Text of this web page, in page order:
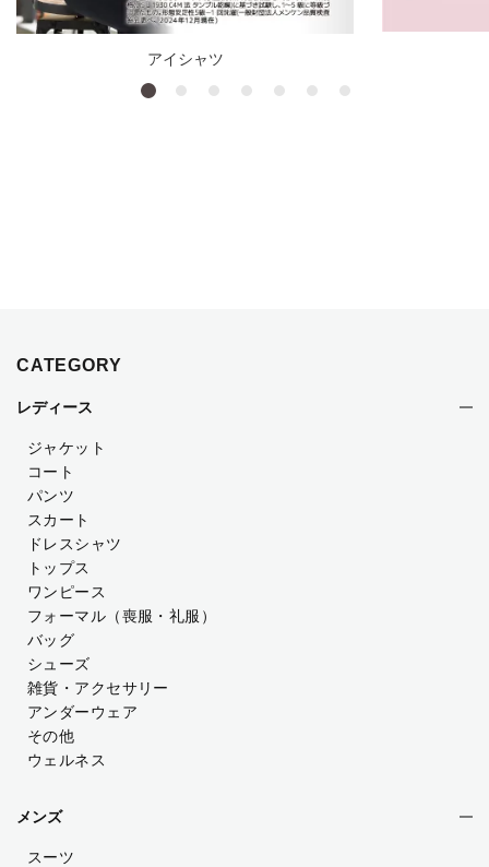
アイシャツ
CATEGORY
レディース
ジャケット
コート
パンツ
スカート
ドレスシャツ
トップス
ワンピース
フォーマル（喪服・礼服）
バッグ
シューズ
雑貨・アクセサリー
アンダーウェア
その他
ウェルネス
メンズ
スーツ